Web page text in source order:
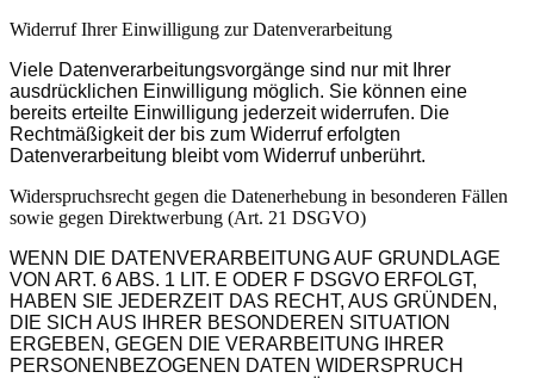
Widerruf Ihrer Einwilligung zur Datenverarbeitung
Viele Datenverarbeitungsvorgänge sind nur mit Ihrer
ausdrücklichen Einwilligung möglich. Sie können eine
bereits erteilte Einwilligung jederzeit widerrufen. Die
Rechtmäßigkeit der bis zum Widerruf erfolgten
Datenverarbeitung bleibt vom Widerruf unberührt.
Widerspruchsrecht gegen die Datenerhebung in besonderen Fällen
sowie gegen Direktwerbung (Art. 21 DSGVO)
WENN DIE DATENVERARBEITUNG AUF GRUNDLAGE
VON ART. 6 ABS. 1 LIT. E ODER F DSGVO ERFOLGT,
HABEN SIE JEDERZEIT DAS RECHT, AUS GRÜNDEN,
DIE SICH AUS IHRER BESONDEREN SITUATION
ERGEBEN, GEGEN DIE VERARBEITUNG IHRER
PERSONENBEZOGENEN DATEN WIDERSPRUCH